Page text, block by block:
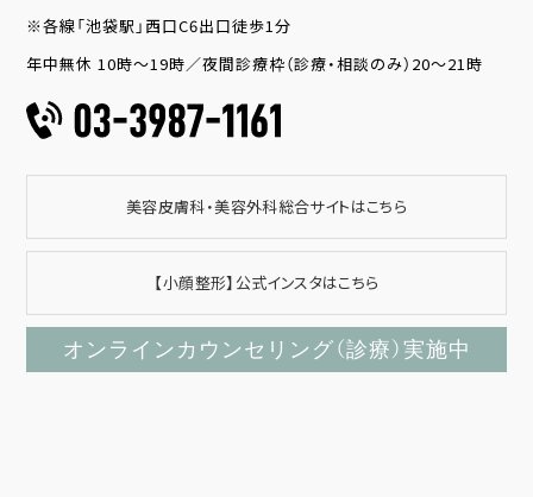
※各線「池袋駅」西口C6出口徒歩1分
年中無休 10時～19時／夜間診療枠（診療・相談のみ）20～21時
美容皮膚科・美容外科総合サイトはこちら
【小顔整形】公式インスタはこちら
オンラインカウンセリング（診療）実施中